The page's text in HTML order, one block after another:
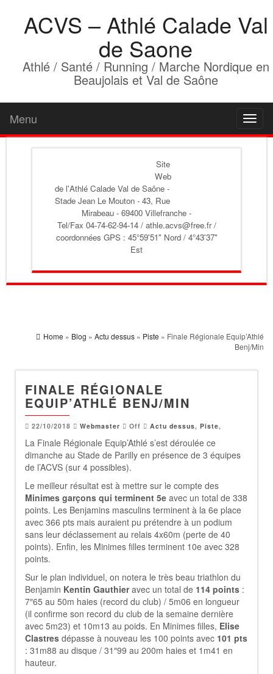
ACVS – Athlé Calade Val
de Saone
Athlé / Santé / Running / Marche Nordique en
Beaujolais et Val de Saône
Menu
Site
Web
de l'Athlé Calade Val de Saône -
Stade Jean Le Mouton - 43, Rue
Mirabeau - 69400 Villefranche -
Tel/Fax 04-74-62-94-14 / athle.acvs@free.fr /
coordonnées GPS : 45°59'51" Nord / 4°43'37"
Est
Home » Blog » Actu dessus » Piste » Finale Régionale Equip’Athlé
Benj/Min
FINALE RÉGIONALE
EQUIP’ATHLÉ BENJ/MIN
22/10/2018 Webmaster Off Actu dessus, Piste,
La Finale Régionale Equip’Athlé s’est déroulée ce
dimanche au Stade de Parilly en présence de 3 équipes
de l’ACVS (sur 4 possibles).
Le meilleur résultat est à mettre sur le compte des
Minimes garçons qui terminent 5e avec un total de 338
points. Les Benjamins masculins terminent à la 6e place
avec 366 pts mais auraient pu prétendre à un podium
sans leur déclassement au relais 4x60m (perte de 40
points). Enfin, les Minimes filles terminent 10e avec 328
points.
Sur le plan individuel, on notera le très beau triathlon du
Benjamin Kentin Gauthieravec un total de 114 points :
7″65 au 50m haies (record du club) / 5m06 en longueur
(il confirme son record du club de la semaine dernière
avec 5m23) et 10m13 au poids. En Minimes filles, Elise
Clastres dépasse à nouveau les 100 points avec 101 pts
: 31m88 au disque / 31″99 au 200m haies et 1m41 en
hauteur.